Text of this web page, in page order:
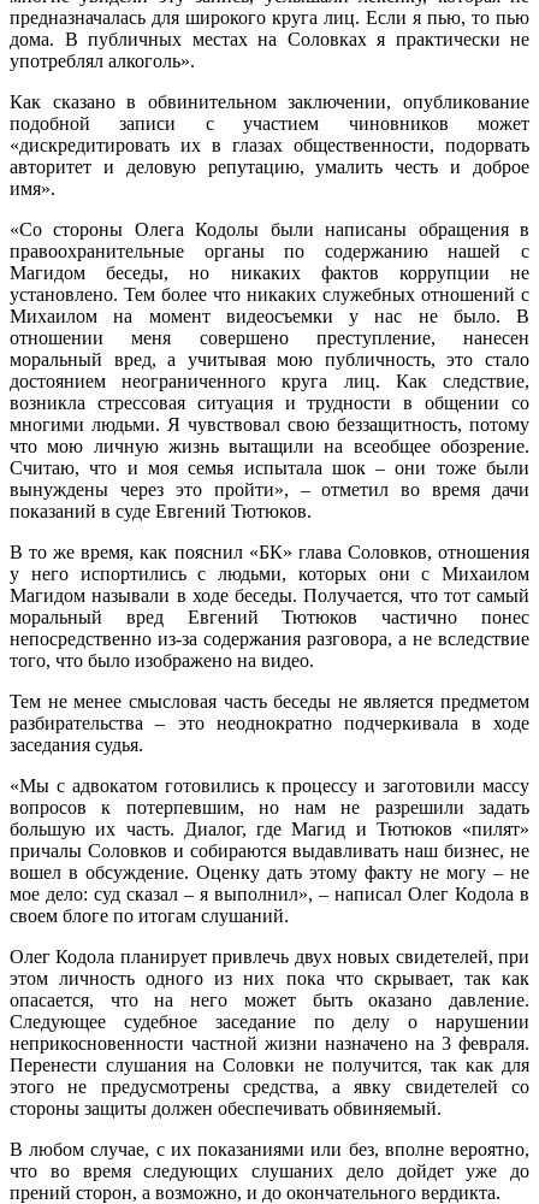
предназначалась для широкого круга лиц. Если я пью, то пью
дома. В публичных местах на Соловках я практически не
употреблял алкоголь».
Как сказано в обвинительном заключении, опубликование
подобной записи с участием чиновников может
«дискредитировать их в глазах общественности, подорвать
авторитет и деловую репутацию, умалить честь и доброе
имя».
«Со стороны Олега Кодолы были написаны обращения в
правоохранительные органы по содержанию нашей с
Магидом беседы, но никаких фактов коррупции не
установлено. Тем более что никаких служебных отношений с
Михаилом на момент видеосъемки у нас не было. В
отношении меня совершено преступление, нанесен
моральный вред, а учитывая мою публичность, это стало
достоянием неограниченного круга лиц. Как следствие,
возникла стрессовая ситуация и трудности в общении со
многими людьми. Я чувствовал свою беззащитность, потому
что мою личную жизнь вытащили на всеобщее обозрение.
Считаю, что и моя семья испытала шок – они тоже были
вынуждены через это пройти», – отметил во время дачи
показаний в суде Евгений Тютюков.
В то же время, как пояснил «БК» глава Соловков, отношения
у него испортились с людьми, которых они с Михаилом
Магидом называли в ходе беседы. Получается, что тот самый
моральный вред Евгений Тютюков частично понес
непосредственно из-за содержания разговора, а не вследствие
того, что было изображено на видео.
Тем не менее смысловая часть беседы не является предметом
разбирательства – это неоднократно подчеркивала в ходе
заседания судья.
«Мы с адвокатом готовились к процессу и заготовили массу
вопросов к потерпевшим, но нам не разрешили задать
большую их часть. Диалог, где Магид и Тютюков «пилят»
причалы Соловков и собираются выдавливать наш бизнес, не
вошел в обсуждение. Оценку дать этому факту не могу – не
мое дело: суд сказал – я выполнил», – написал Олег Кодола в
своем блоге по итогам слушаний.
Олег Кодола планирует привлечь двух новых свидетелей, при
этом личность одного из них пока что скрывает, так как
опасается, что на него может быть оказано давление.
Следующее судебное заседание по делу о нарушении
неприкосновенности частной жизни назначено на 3 февраля.
Перенести слушания на Соловки не получится, так как для
этого не предусмотрены средства, а явку свидетелей со
стороны защиты должен обеспечивать обвиняемый.
В любом случае, с их показаниями или без, вполне вероятно,
что во время следующих слушаних дело дойдет уже до
прений сторон, а возможно, и до окончательного вердикта.